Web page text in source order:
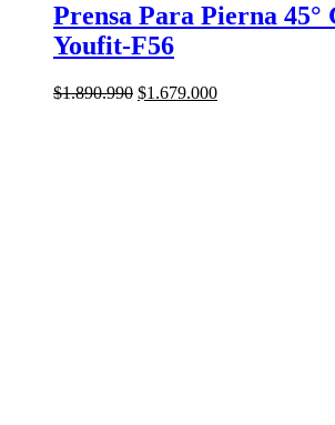
Prensa Para Pierna 45°
Youfit-F56
$1.890.990 El
$1.679.000El